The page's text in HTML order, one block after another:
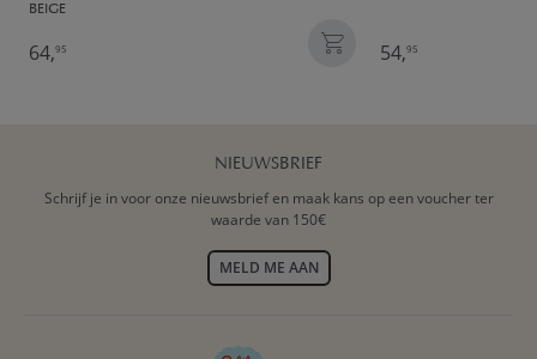
BEIGE
64,95 54,95
NIEUWSBRIEF
Schrijf je in voor onze nieuwsbrief en maak kans op een voucher ter
waarde van 150€
MELD ME AAN